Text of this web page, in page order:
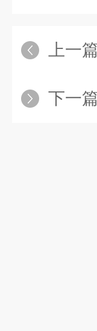
上一
下一篇